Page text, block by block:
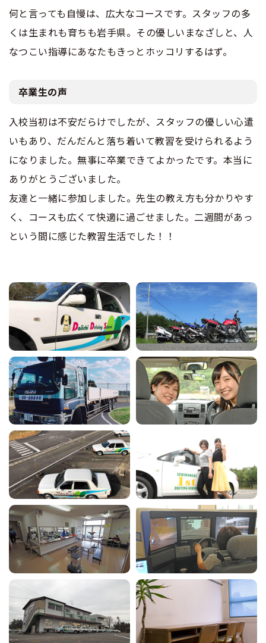
何と言っても自慢は、広大なコースです。スタッフの多
くは生まれも育ちも岩手県。その優しいまなざしと、人
なつこい指導にあなたもきっとホッコリするはず。
卒業生の声
入校当初は不安だらけでしたが、スタッフの優しい心遣
いもあり、だんだんと落ち着いて教習を受けられるよう
になりました。無事に卒業できてよかったです。本当に
ありがとうございました。
友達と一緒に参加しました。先生の教え方も分かりやす
く、コースも広くて快適に過ごせました。二週間があっ
という間に感じた教習生活でした！！